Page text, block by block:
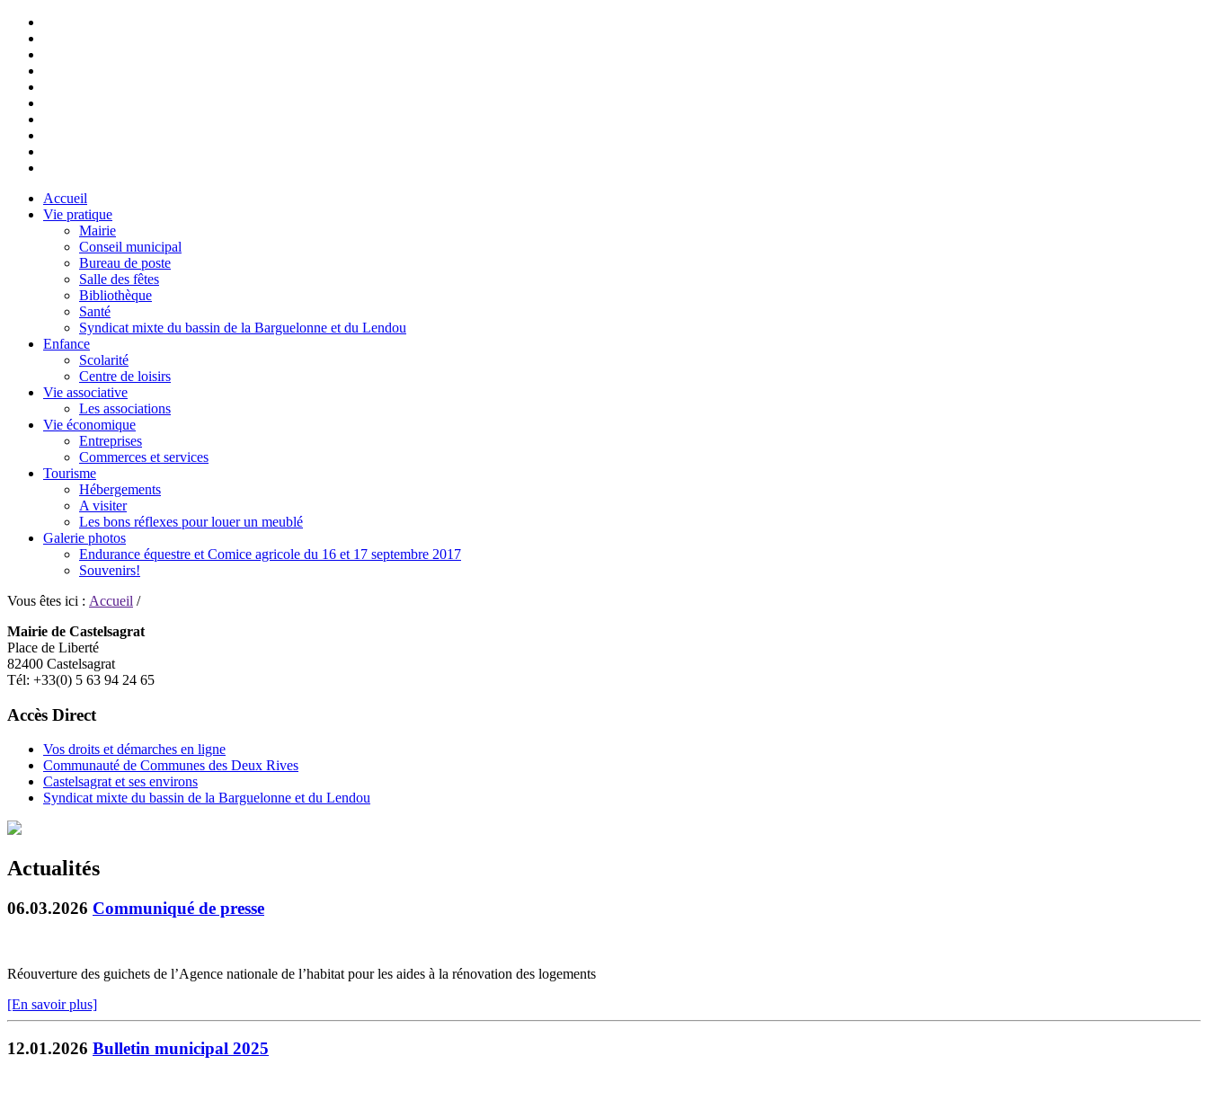
Accueil
Vie pratique
Mairie
Conseil municipal
Bureau de poste
Salle des fêtes
Bibliothèque
Santé
Syndicat mixte du bassin de la Barguelonne et du Lendou
Enfance
Scolarité
Centre de loisirs
Vie associative
Les associations
Vie économique
Entreprises
Commerces et services
Tourisme
Hébergements
A visiter
Les bons réflexes pour louer un meublé
Galerie photos
Endurance équestre et Comice agricole du 16 et 17 septembre 2017
Souvenirs!
Vous êtes ici : Accueil /
Mairie de Castelsagrat
Place de Liberté
82400 Castelsagrat
Tél: +33(0) 5 63 94 24 65
Accès Direct
Vos droits et démarches en ligne
Communauté de Communes des Deux Rives
Castelsagrat et ses environs
Syndicat mixte du bassin de la Barguelonne et du Lendou
Actualités
06.03.2026 Communiqué de presse
Réouverture des guichets de l’Agence nationale de l’habitat pour les aides à la rénovation des logements
[En savoir plus]
12.01.2026 Bulletin municipal 2025